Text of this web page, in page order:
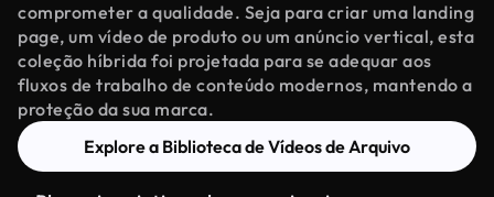
comprometer a qualidade. Seja para criar uma landing
page, um vídeo de produto ou um anúncio vertical, esta
coleção híbrida foi projetada para se adequar aos
fluxos de trabalho de conteúdo modernos, mantendo a
proteção da sua marca.
Explore a Biblioteca de Vídeos de Arquivo